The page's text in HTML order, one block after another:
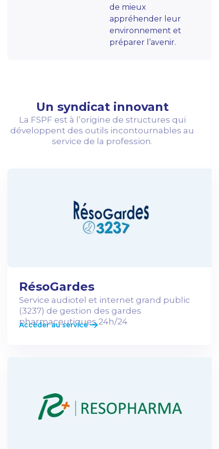
de mieux
appréhender leur
environnement et
préparer l’avenir.
Un syndicat innovant
La FSPF est à l’origine de structures qui
développent des outils incontournables au
service de la profession.
RésoGardes
Service audiotel et internet grand public
(3237) de gestion des gardes
pharmaceutiques 24h/24​
Accèder au service